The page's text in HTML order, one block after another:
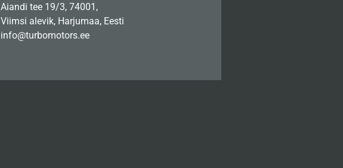
Aiandi tee 19/3, 74001,
Viimsi alevik, Harjumaa, Eesti
info@turbomotors.ee